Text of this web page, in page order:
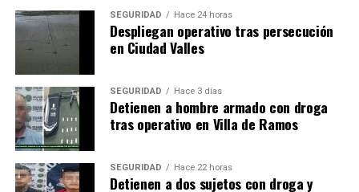
SEGURIDAD Hace 24 horas
Despliegan operativo tras persecución
en Ciudad Valles
SEGURIDAD Hace 3 días
Detienen a hombre armado con droga
tras operativo en Villa de Ramos
SEGURIDAD Hace 22 horas
Detienen a dos sujetos con droga y